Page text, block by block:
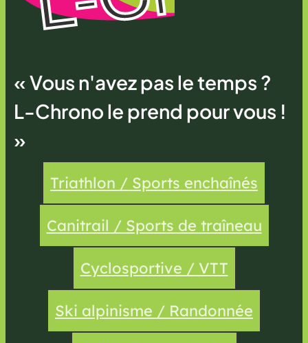
« Vous n'avez pas le temps ?
L-Chrono le prend pour vous !
»
Triathlon / Sports enchaînés
Canitrail / Sports de traîneau
Cyclosportive / VTT
Ski alpinisme / Randonnée